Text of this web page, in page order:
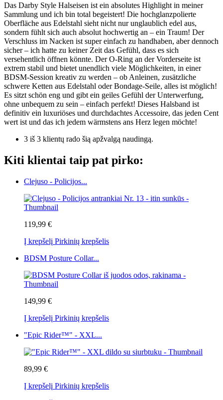
Das Darby Style Halseisen ist ein absolutes Highlight in meiner
Sammlung und ich bin total begeistert! Die hochglanzpolierte
Oberfläche aus Edelstahl sieht nicht nur unglaublich edel aus,
sondern fühlt sich auch absolut hochwertig an – ein Traum! Der
Verschluss im Nacken ist super einfach zu handhaben, aber dennoch
sicher – ich hatte zu keiner Zeit das Gefühl, dass es sich
versehentlich öffnen könnte. Der O-Ring an der Vorderseite ist
extrem stabil und bietet unendlich viele Möglichkeiten, in einer
BDSM-Session kreativ zu werden – ob Anleinen, zusätzliche
schwere Ketten aus Edelstahl oder Bondage-Seile, alles ist möglich!
Es sitzt schön eng und gibt ein geiles Gefühl der Unterwerfung,
ohne unbequem zu sein – einfach perfekt! Dieses Halsband ist
definitiv ein luxuriöses und durchdachtes Accessoire, das jeden Cent
wert ist und das ich jedem wärmstens ans Herz legen möchte!
3 iš 3 klientų rado šią apžvalgą naudingą.
Kiti klientai taip pat pirko:
Clejuso - Policijos...
119,99 €
Į krepšelį Pirkinių krepšelis
BDSM Posture Collar...
149,99 €
Į krepšelį Pirkinių krepšelis
"Epic Rider™" - XXL...
89,99 €
Į krepšelį Pirkinių krepšelis